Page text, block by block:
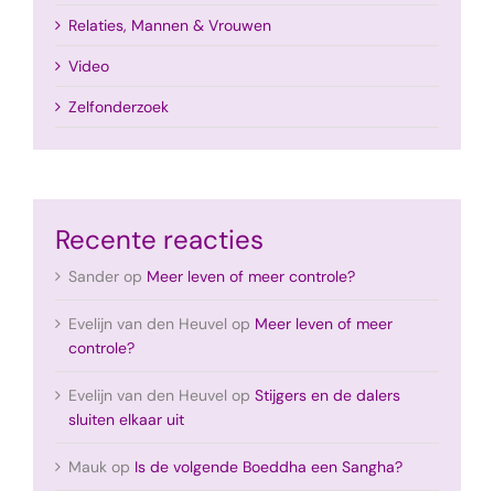
Relaties, Mannen & Vrouwen
Video
Zelfonderzoek
Recente reacties
Sanderop Meer leven of meer controle?
Evelijn van den Heuvel op Meer leven of meer
controle?
Evelijn van den Heuvel op Stijgers en de dalers
sluiten elkaar uit
Mauk op Is de volgende Boeddha een Sangha?